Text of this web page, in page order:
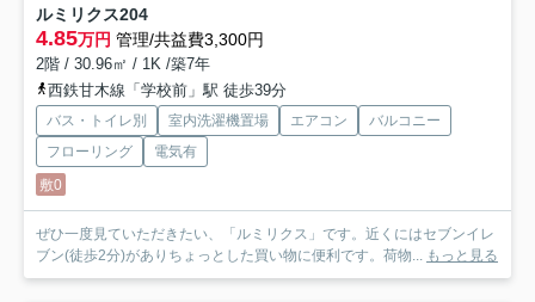
ルミリクス204
4.85万円 管理/共益費3,300円
2階 / 30.96㎡ / 1K /築7年
西鉄甘木線「学校前」駅 徒歩39分
バス・トイレ別 室内洗濯機置場 エアコン
バルコニー
フローリング
電気有
敷0
ぜひ一度見ていただきたい、「ルミリクス」です。近くにはセブンイレ
ブン(徒歩2分)がありちょっとした買い物に便利です。荷物...
もっと見る